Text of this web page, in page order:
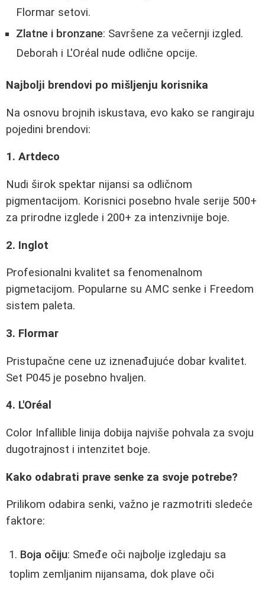
Flormar setovi.
Zlatne i bronzane: Savršene za večernji izgled.
Deborah i L'Oréal nude odlične opcije.
Najbolji brendovi po mišljenju korisnika
Na osnovu brojnih iskustava, evo kako se rangiraju
pojedini brendovi:
1. Artdeco
Nudi širok spektar nijansi sa odličnom
pigmentacijom. Korisnici posebno hvale serije 500+
za prirodne izglede i 200+ za intenzivnije boje.
2. Inglot
Profesionalni kvalitet sa fenomenalnom
pigmetacijom. Popularne su AMC senke i Freedom
sistem paleta.
3. Flormar
Pristupačne cene uz iznenađujuće dobar kvalitet.
Set P045 je posebno hvaljen.
4. L'Oréal
Color Infallible linija dobija najviše pohvala za svoju
dugotrajnost i intenzitet boje.
Kako odabrati prave senke za svoje potrebe?
Prilikom odabira senki, važno je razmotriti sledeće
faktore:
Boja očiju: Smeđe oči najbolje izgledaju sa
toplim zemljanim nijansama, dok plave oči